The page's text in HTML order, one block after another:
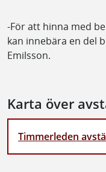
-För att hinna med
kan innebära en del
Emilsson.
Karta över
Timmerleden